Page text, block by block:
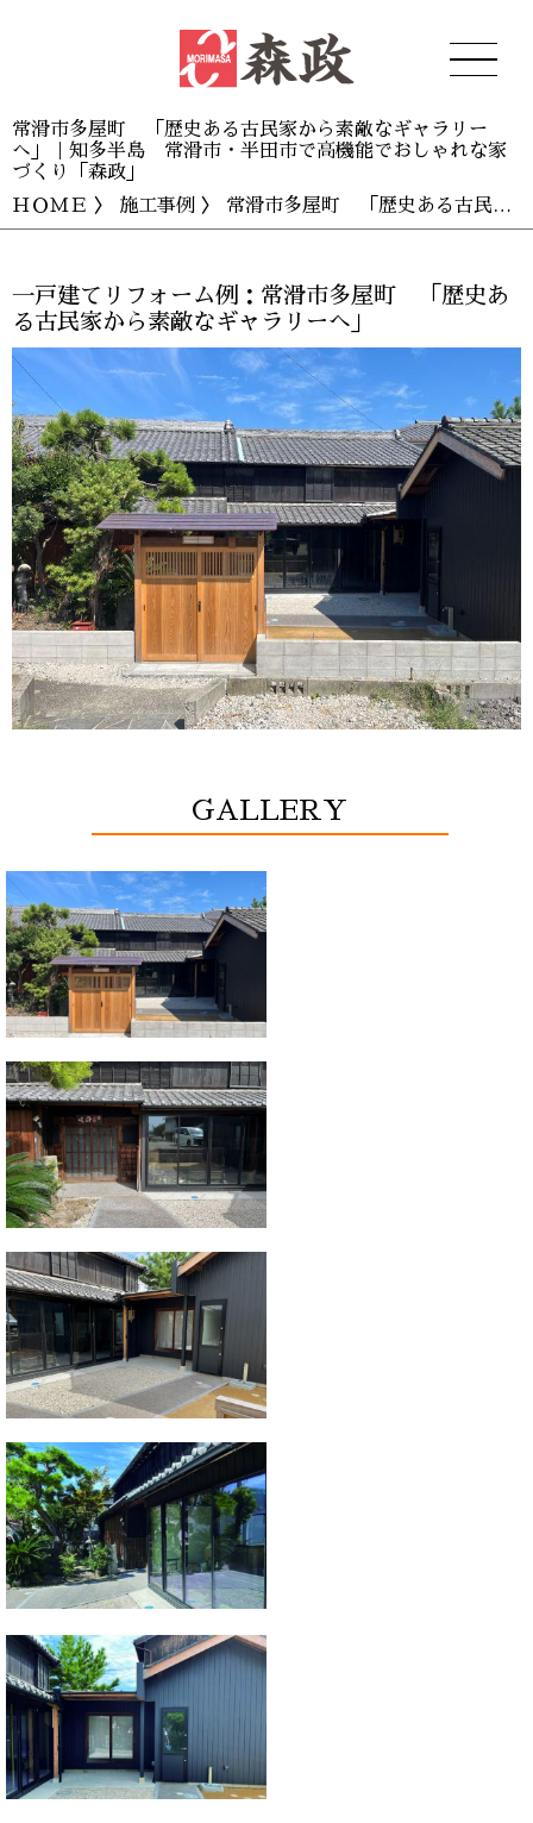
常滑市多屋町 「歴史ある古民家から素敵なギャラリー
へ」｜知多半島 常滑市・半田市で高機能でおしゃれな家
づくり「森政」
ＨＯＭＥ 〉 施工事例 〉 常滑市多屋町 「歴史ある古民家から素敵なギャラリーへ」
一戸建てリフォーム例：常滑市多屋町 「歴史あ
る古民家から素敵なギャラリーへ」
GALLERY